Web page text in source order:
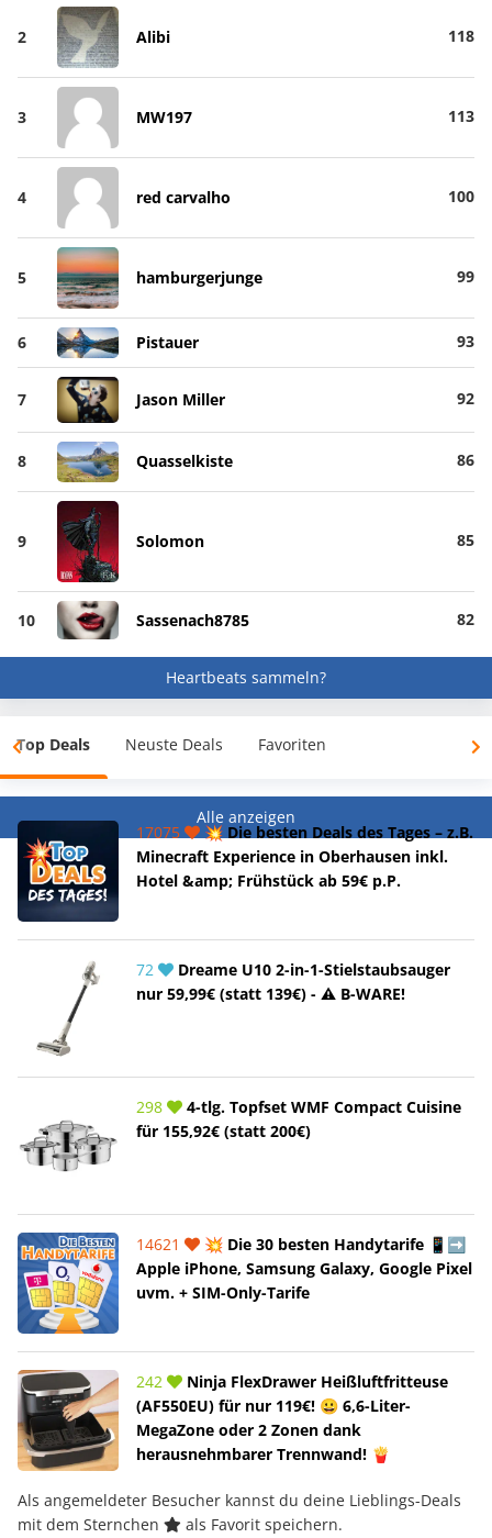
2 Alibi 118
3 MW197 113
4 red carvalho 100
5 hamburgerjunge 99
6 Pistauer 93
7 Jason Miller 92
8 Quasselkiste 86
9 Solomon 85
10 Sassenach8785 82
Heartbeats sammeln?
Top Deals Neuste Deals Favoriten
Alle anzeigen
17075
💥 Die besten Deals des Tages – z.B.
Minecraft Experience in Oberhausen inkl.
Hotel &amp; Frühstück ab 59€ p.P.
72
Dreame U10 2-in-1-Stielstaubsauger
nur 59,99€ (statt 139€) - ⚠️ B-WARE!
298
4-tlg. Topfset WMF Compact Cuisine
für 155,92€ (statt 200€)
14621
💥 Die 30 besten Handytarife 📱➡️
Apple iPhone, Samsung Galaxy, Google Pixel
uvm. + SIM-Only-Tarife
242
Ninja FlexDrawer Heißluftfritteuse
(AF550EU) für nur 119€! 😀 6,6-Liter-
MegaZone oder 2 Zonen dank
herausnehmbarer Trennwand! 🍟
Als angemeldeter Besucher kannst du deine Lieblings-Deals
mit dem Sternchen
als Favorit speichern.